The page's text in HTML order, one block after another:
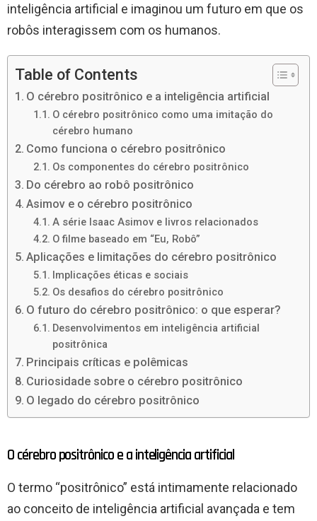
inteligência artificial e imaginou um futuro em que os
robôs interagissem com os humanos.
Table of Contents
O cérebro positrônico e a inteligência artificial
O cérebro positrônico como uma imitação do
cérebro humano
Como funciona o cérebro positrônico
Os componentes do cérebro positrônico
Do cérebro ao robô positrônico
Asimov e o cérebro positrônico
A série Isaac Asimov e livros relacionados
O filme baseado em “Eu, Robô”
Aplicações e limitações do cérebro positrônico
Implicações éticas e sociais
Os desafios do cérebro positrônico
O futuro do cérebro positrônico: o que esperar?
Desenvolvimentos em inteligência artificial
positrônica
Principais críticas e polêmicas
Curiosidade sobre o cérebro positrônico
O legado do cérebro positrônico
O cérebro positrônico e a inteligência artificial
O termo “positrônico” está intimamente relacionado
ao conceito de inteligência artificial avançada e tem